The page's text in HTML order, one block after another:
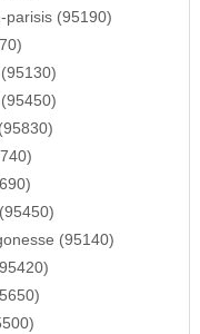
parisis (95190)
(95140)